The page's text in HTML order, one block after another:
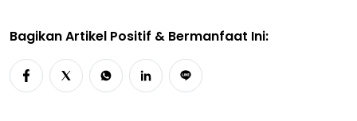
Bagikan Artikel Positif & Bermanfaat Ini: